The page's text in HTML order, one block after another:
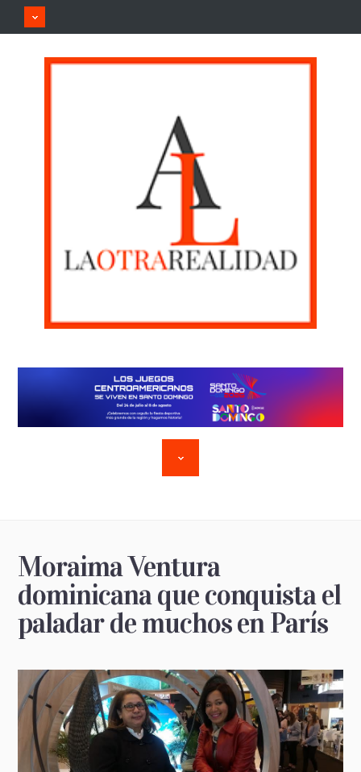
Moraima Ventura
dominicana que conquista el
paladar de muchos en París